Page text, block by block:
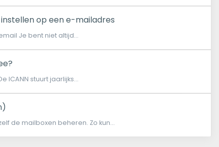
op een e-mailadres
Je bent niet altijd...
ICANN stuurt jaarlijks...
de mailboxen beheren. Zo kun...